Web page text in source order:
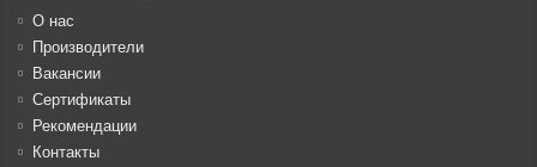
О нас
Производители
Вакансии
Cертификаты
Рекомендации
Контакты